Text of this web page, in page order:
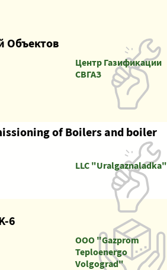
Центр Газификации
СВГАЗ
of Boilers and boiler
LLC "Uralgaznaladka"
6
OOO "Gazprom
Teploenergo
Volgograd"